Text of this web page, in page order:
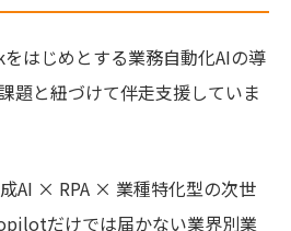
はじめとする業務自動化AIの導
題と紐づけて伴走支援していま
成AI × RPA × 業種特化型の次世
だけでは届かない業界別業